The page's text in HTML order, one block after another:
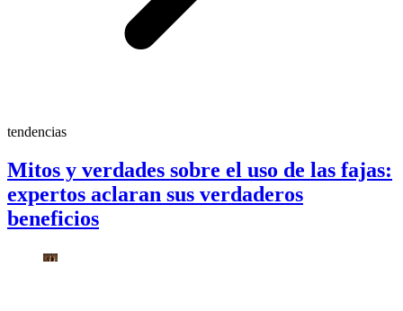
tendencias
Mitos y verdades sobre el uso de las fajas:
expertos aclaran sus verdaderos
beneficios